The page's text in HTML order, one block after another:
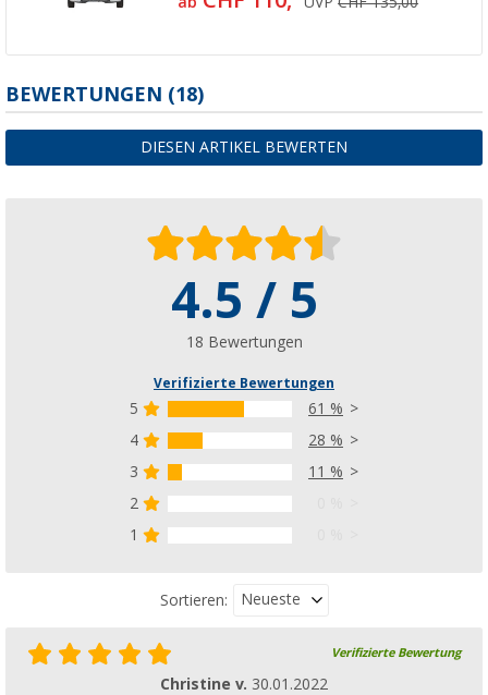
BEWERTUNGEN (18)
DIESEN ARTIKEL BEWERTEN
4.5 / 5
18 Bewertungen
Verifizierte Bewertungen
5
61 %
4
28 %
3
11 %
2
1
Sortieren: Neueste
Verifizierte Bewertung
Christine v. 30.01.2022